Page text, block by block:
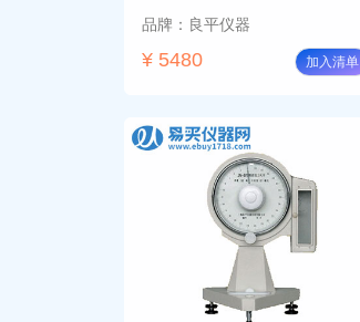
品牌：良平仪器
¥ 5480 加入清单